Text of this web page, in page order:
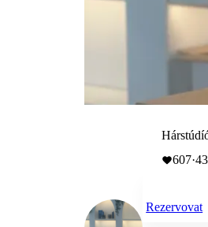
607·
Rezervovat